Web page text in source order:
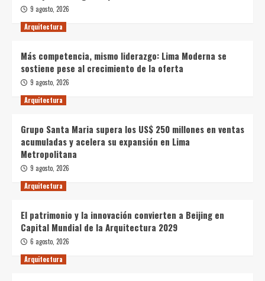
9 agosto, 2026
Arquitectura
Más competencia, mismo liderazgo: Lima Moderna se
sostiene pese al crecimiento de la oferta
9 agosto, 2026
Arquitectura
Grupo Santa Maria supera los US$ 250 millones en ventas
acumuladas y acelera su expansión en Lima
Metropolitana
9 agosto, 2026
Arquitectura
El patrimonio y la innovación convierten a Beijing en
Capital Mundial de la Arquitectura 2029
6 agosto, 2026
Arquitectura